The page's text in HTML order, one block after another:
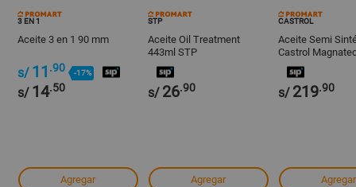
3 EN 1
Aceite 3 en 1 90 mm
s/ 11 .90 -17%
s/ 14.50
Agregar
STP
Aceite Oil Treatment
443ml STP
s/ 26.90
Agregar
CASTROL
Aceite Semi
Castrol
1 Galón
s/ 219.90
Agregar